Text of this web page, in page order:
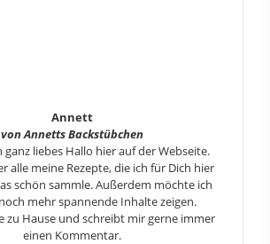
Annett
von Annetts Backstübchen
ganz liebes Hallo hier auf der Webseite.
alle meine Rezepte, die ich für Dich hier
schön sammle. Außerdem möchte ich
mehr spannende Inhalte zeigen.
zu Hause und schreibt mir gerne immer
einen Kommentar.